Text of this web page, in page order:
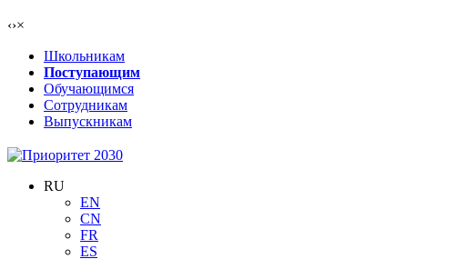
‹›×
Школьникам
Поступающим
Обучающимся
Сотрудникам
Выпускникам
RU
EN
CN
FR
ES